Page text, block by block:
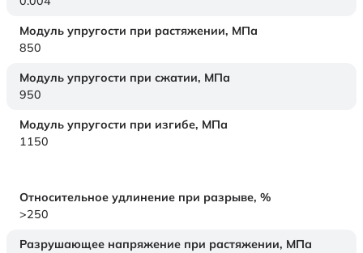
Модуль упругости при растяжении, МПа
850
Модуль упругости при сжатии, МПа
950
Модуль упругости при изгибе, МПа
1150
Относительное удлинение при разрыве, %
>250
Разрушающее напряжение при растяжении, МПа